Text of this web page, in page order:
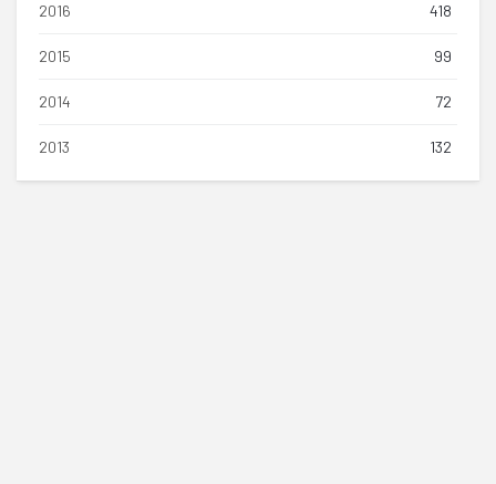
2016 418
2015 99
2014 72
2013 132